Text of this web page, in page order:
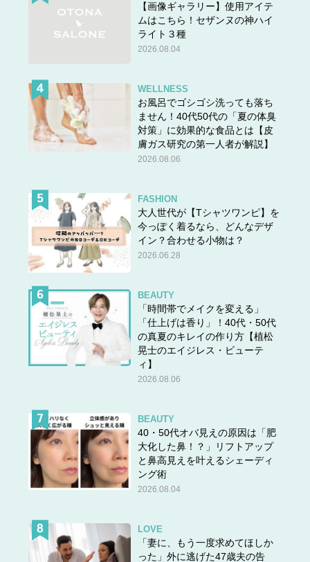
【画像ギャラリー】使用アイテ
ムはこちら！セザンヌの神ハイ
ライト３種
2026.08.04
WELLNESS
お風呂でゴシゴシ洗っても落ち
ません！40代50代の「夏の体臭
対策」に効果的な食品とは【皮
膚ガス研究の第一人者が解説】
2026.08.06
FASHION
大人世代が【Tシャツワンピ】を
今っぽく着るなら、どんなデザ
イン？合わせる小物は？
2026.06.28
BEAUTY
「時間帯でメイクを変える」
「仕上げは香り」！40代・50代
の真夏のキレイの作り方【植松
晃士のエイジレス・ビューテ
ィ】
2026.08.06
BEAUTY
40・50代オバ見えの原因は「肥
大化した鼻！？」リフトアップ
と鼻高見えを叶えるシェーディ
ング術
2026.08.04
LOVE
「妻に、もう一度求めてほしか
った」外に逃げた47歳夫の告